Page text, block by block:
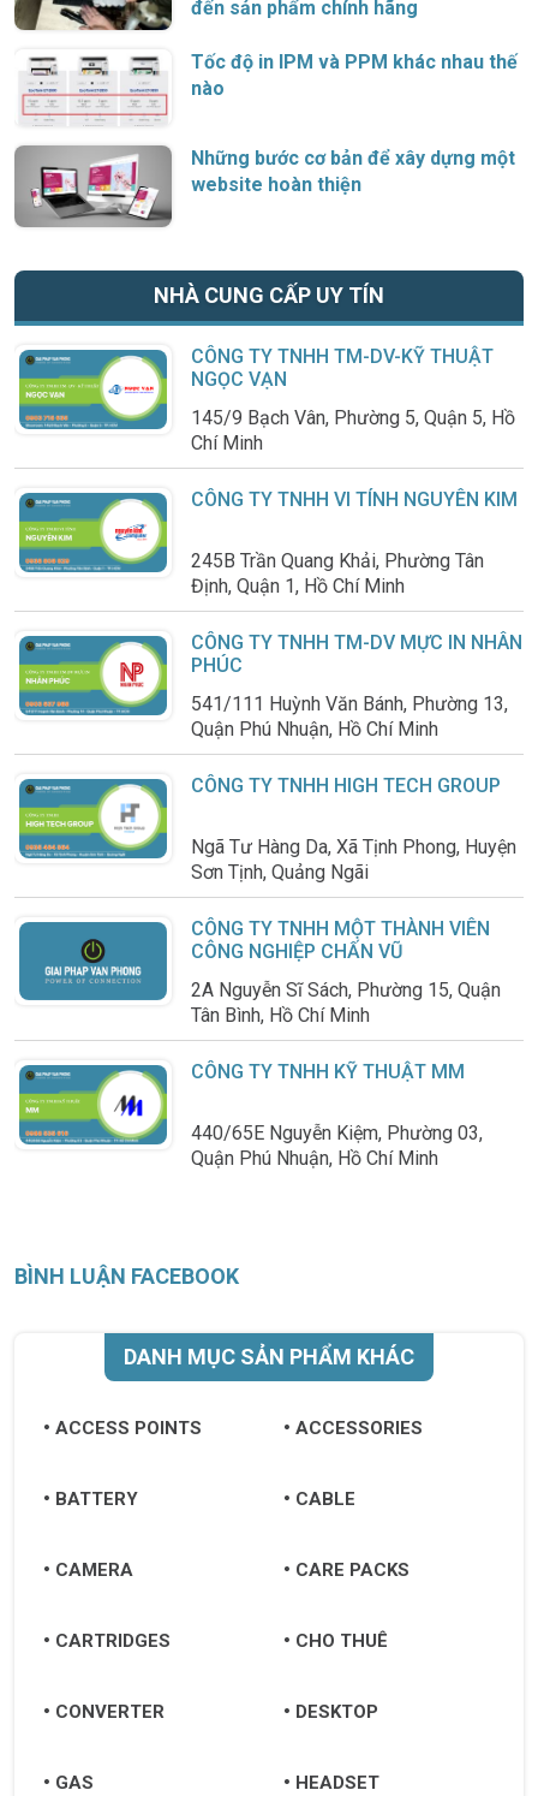
đến sản phẩm chính hãng
Tốc độ in IPM và PPM khác nhau thế
nào
Những bước cơ bản để xây dựng một
website hoàn thiện
NHÀ CUNG CẤP UY TÍN
CÔNG TY TNHH TM-DV-KỸ THUẬT
NGỌC VẠN
145/9 Bạch Vân, Phường 5, Quận 5, Hồ
Chí Minh
CÔNG TY TNHH VI TÍNH NGUYÊN KIM
245B Trần Quang Khải, Phường Tân
Định, Quận 1, Hồ Chí Minh
CÔNG TY TNHH TM-DV MỰC IN NHÂN
PHÚC
541/111 Huỳnh Văn Bánh, Phường 13,
Quận Phú Nhuận, Hồ Chí Minh
CÔNG TY TNHH HIGH TECH GROUP
Ngã Tư Hàng Da, Xã Tịnh Phong, Huyện
Sơn Tịnh, Quảng Ngãi
CÔNG TY TNHH MỘT THÀNH VIÊN
CÔNG NGHIỆP CHẤN VŨ
2A Nguyễn Sĩ Sách, Phường 15, Quận
Tân Bình, Hồ Chí Minh
CÔNG TY TNHH KỸ THUẬT MM
440/65E Nguyễn Kiệm, Phường 03,
Quận Phú Nhuận, Hồ Chí Minh
BÌNH LUẬN FACEBOOK
DANH MỤC SẢN PHẨM KHÁC
ACCESS POINTS ACCESSORIES
BATTERY CABLE
CAMERA CARE PACKS
CARTRIDGES CHO THUÊ
CONVERTER DESKTOP
GAS HEADSET